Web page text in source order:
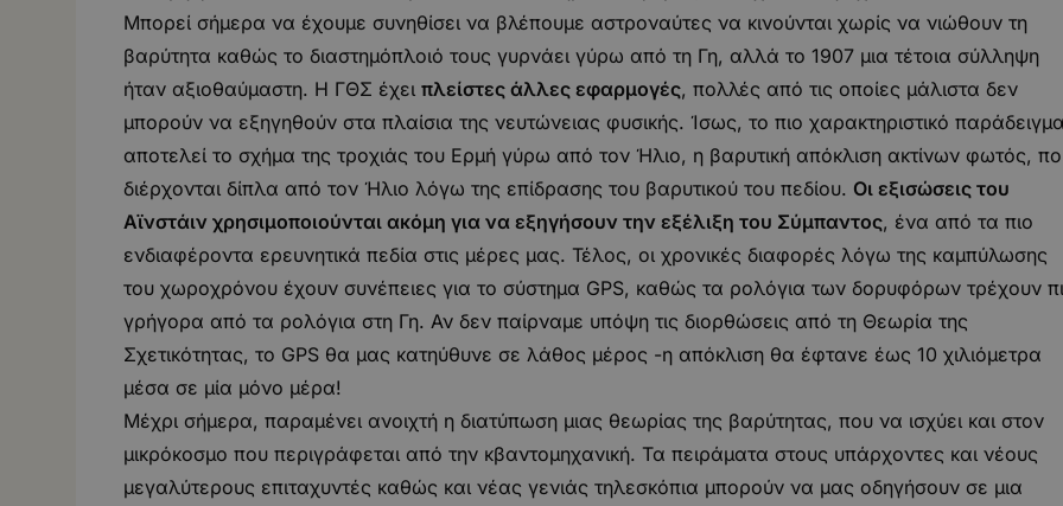
Μπορεί σήμερα να έχουμε συνηθίσει να βλέπουμε αστροναύτες να κινούνται χωρίς να νιώθουν τη
βαρύτητα καθώς το διαστημόπλοιό τους γυρνάει γύρω από τη Γη, αλλά το 1907 μια τέτοια σύλληψη
ήταν αξιοθαύμαστη. Η ΓΘΣ έχει πλείστες άλλες εφαρμογές, πολλές από τις οποίες μάλιστα δεν
μπορούν να εξηγηθούν στα πλαίσια της νευτώνειας φυσικής. Ίσως, το πιο χαρακτηριστικό
αποτελεί το σχήμα της τροχιάς του Ερμή γύρω από τον Ήλιο, η βαρυτική απόκλιση ακτίνων φωτός,
διέρχονται δίπλα από τον Ήλιο λόγω της επίδρασης του βαρυτικού του πεδίου. Οι εξισώσεις του
Αϊνστάιν χρησιμοποιούνται ακόμη για να εξηγήσουν την εξέλιξη του Σύμπαντος, ένα από τα πιο
ενδιαφέροντα ερευνητικά πεδία στις μέρες μας. Τέλος, οι χρονικές διαφορές λόγω της καμπύλωσης
του χωροχρόνου έχουν συνέπειες για το σύστημα GPS, καθώς τα ρολόγια των δορυφόρων τρέχουν
γρήγορα από τα ρολόγια στη Γη. Αν δεν παίρναμε υπόψη τις διορθώσεις από τη Θεωρία της
Σχετικότητας, το GPS θα μας κατηύθυνε σε λάθος μέρος -η απόκλιση θα έφτανε έως 10 χιλιόμετρα
μέσα σε μία μόνο μέρα!
Μέχρι σήμερα, παραμένει ανοιχτή η διατύπωση μιας θεωρίας της βαρύτητας, που να ισχύει και στον
μικρόκοσμο που περιγράφεται από την κβαντομηχανική. Τα πειράματα στους υπάρχοντες και νέους
μεγαλύτερους επιταχυντές καθώς και νέας γενιάς τηλεσκόπια μπορούν να μας οδηγήσουν σε μια